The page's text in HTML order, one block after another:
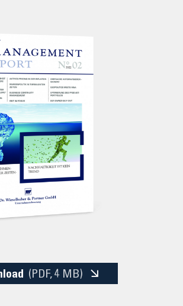
(PDF, 4 MB)